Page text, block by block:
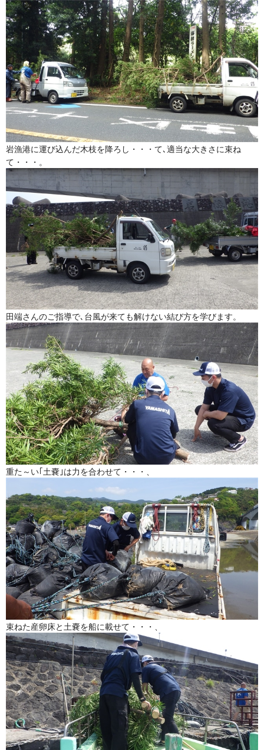
岩漁港に運び込んだ木枝を降ろし・・・て､適当な大きさに束ね
て・・・。
田端さんのご指導で､台風が来ても解けない結び方を学びます。
重た～い｢土嚢｣は力を合わせて・・・、
束ねた産卵床と土嚢を船に載せて・・・、